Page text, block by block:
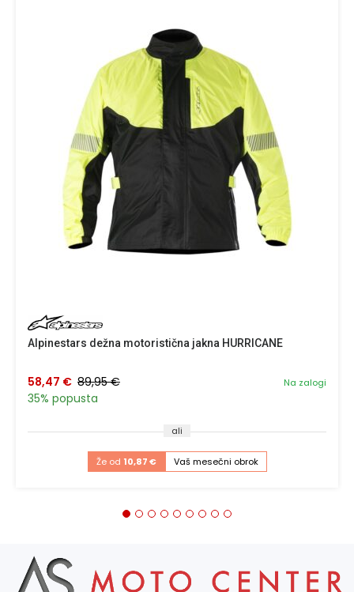
Alpinestars dežna motoristična jakna HURRICANE
Na zalogi
58,47 € 89,95 €
35% popusta
ali
Že od 10,87 € Vaš mesečni obrok